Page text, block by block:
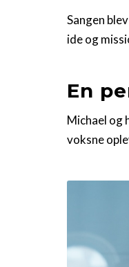
Sangen
ide og
En
Michael og
voksne